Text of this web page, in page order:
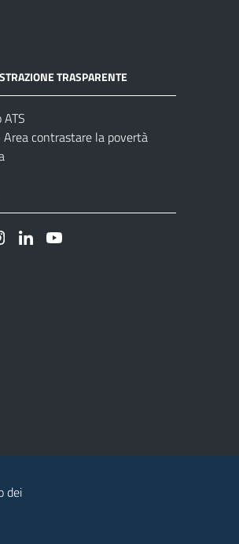
TRASPARENTE
Area contrastare la povertà
dei